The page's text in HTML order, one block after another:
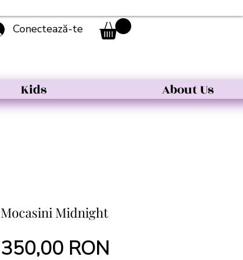
Conectează-te
Kids About Us
Mocasini Midnight
350,00 RON